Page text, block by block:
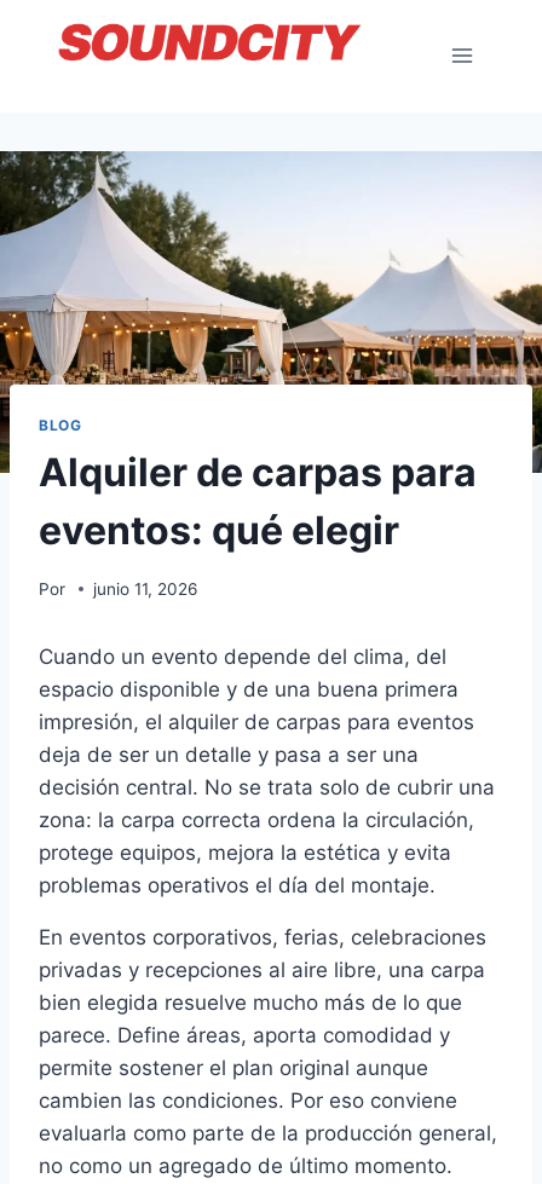
BLOG
Alquiler de carpas para
eventos: qué elegir
Por junio 11, 2026
Cuando un evento depende del clima, del
espacio disponible y de una buena primera
impresión, el alquiler de carpas para eventos
deja de ser un detalle y pasa a ser una
decisión central. No se trata solo de cubrir una
zona: la carpa correcta ordena la circulación,
protege equipos, mejora la estética y evita
problemas operativos el día del montaje.
En eventos corporativos, ferias, celebraciones
privadas y recepciones al aire libre, una carpa
bien elegida resuelve mucho más de lo que
parece. Define áreas, aporta comodidad y
permite sostener el plan original aunque
cambien las condiciones. Por eso conviene
evaluarla como parte de la producción general,
no como un agregado de último momento.